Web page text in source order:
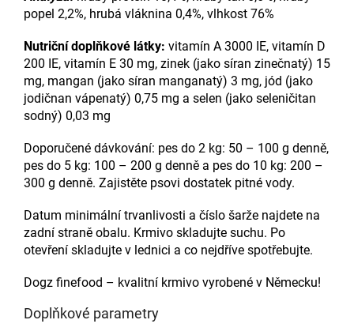
popel 2,2%, hrubá vláknina 0,4%, vlhkost 76%
Nutriční doplňkové látky: vitamín A 3000 IE, vitamín D
200 IE, vitamín E 30 mg, zinek (jako síran zinečnatý) 15
mg, mangan (jako síran manganatý) 3 mg, jód (jako
jodičnan vápenatý) 0,75 mg a selen (jako seleničitan
sodný) 0,03 mg
Doporučené dávkování: pes do 2 kg: 50 – 100 g denně,
pes do 5 kg: 100 – 200 g denně a pes do 10 kg: 200 –
300 g denně. Zajistěte psovi dostatek pitné vody.
Datum minimální trvanlivosti a číslo šarže najdete na
zadní straně obalu. Krmivo skladujte suchu. Po
otevření skladujte v lednici a co nejdříve spotřebujte.
Dogz finefood – kvalitní krmivo vyrobené v Německu!
Doplňkové parametry